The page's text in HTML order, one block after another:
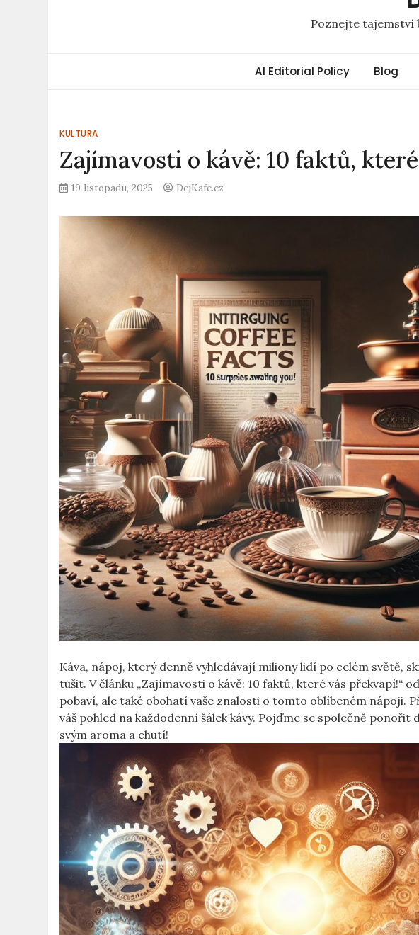
Poznejte tajemství
AI Editorial Policy Blog
KULTURA
Zajímavosti o kávě: 10 faktů,
19 listopadu, 2025 DejKafe.cz
Káva, nápoj, který denně vyhledávají miliony lidí po celém světě,
tušit. V článku „Zajímavosti o kávě: 10 faktů, které vás překvapí!“
pobaví, ale také obohatí vaše znalosti o tomto oblíbeném nápoji.
váš pohled na každodenní šálek kávy. Pojďme se společně
svým aroma a chutí!